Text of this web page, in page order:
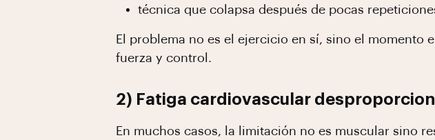
técnica que colapsa después de pocas
El problema no es el ejercicio en sí, sino el momento
fuerza y control.
2) Fatiga cardiovascular
En muchos casos, la limitación no es muscular sino